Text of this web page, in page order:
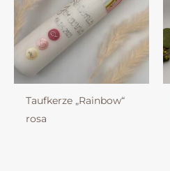
Taufkerze „Rainbow“
rosa